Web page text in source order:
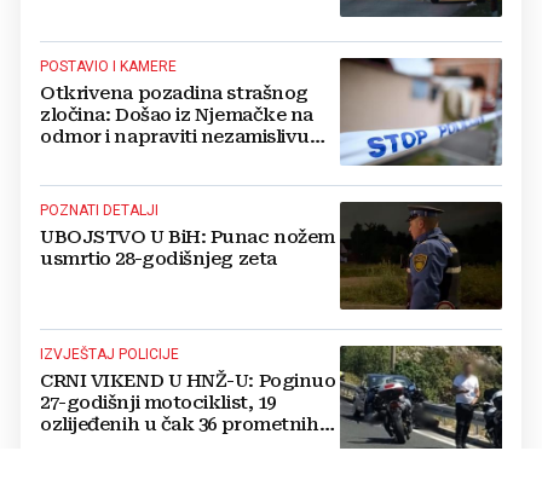
POSTAVIO I KAMERE
Otkrivena pozadina strašnog
zločina: Došao iz Njemačke na
odmor i napraviti nezamislivu
POZNATI DETALJI
UBOJSTVO U BiH: Punac nožem
usmrtio 28-godišnjeg zeta
IZVJEŠTAJ POLICIJE
CRNI VIKEND U HNŽ-U: Poginuo
27-godišnji motociklist, 19
ozlijeđenih u čak 36 prometnih